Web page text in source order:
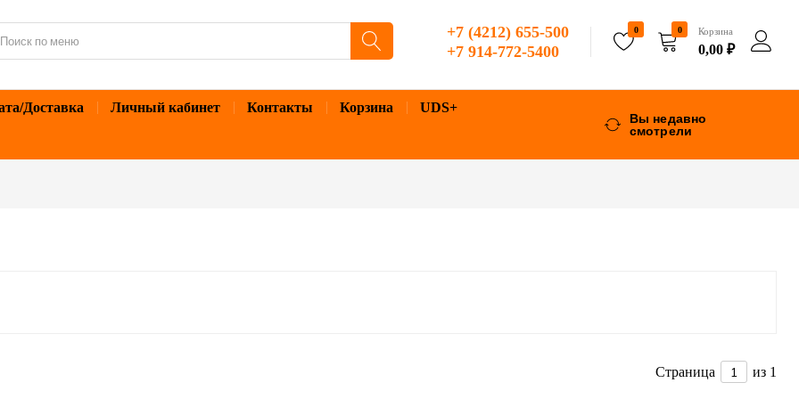
+7 (4212) 655-500
+7 914-772-5400
0 0 Корзина
0,00 ₽
Доставка Личный кабинет Контакты Корзина UDS+
Вы недавно
смотрели
Страница из 1